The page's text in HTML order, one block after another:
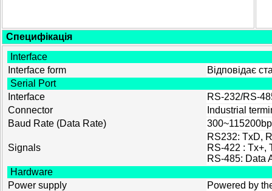
Специфікація
Interface
Interface form
Відповідає
Serial Port
Interface
RS-232/RS-
Connector
Industrial
Baud Rate (Data Rate)
Signals
RS232: TxD,
RS-422 : Tx+,
RS-485: Data
Hardware
Power supply
Powered by